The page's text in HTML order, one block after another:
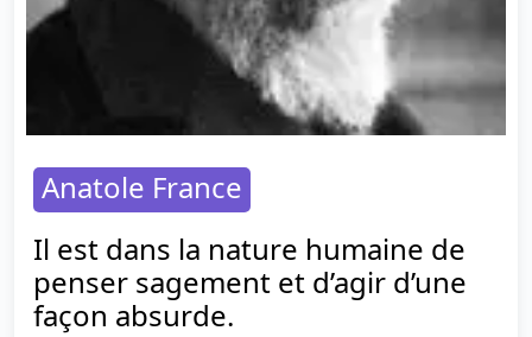
Anatole France
Il est dans la nature humaine de
penser sagement et d’agir d’une
façon absurde.